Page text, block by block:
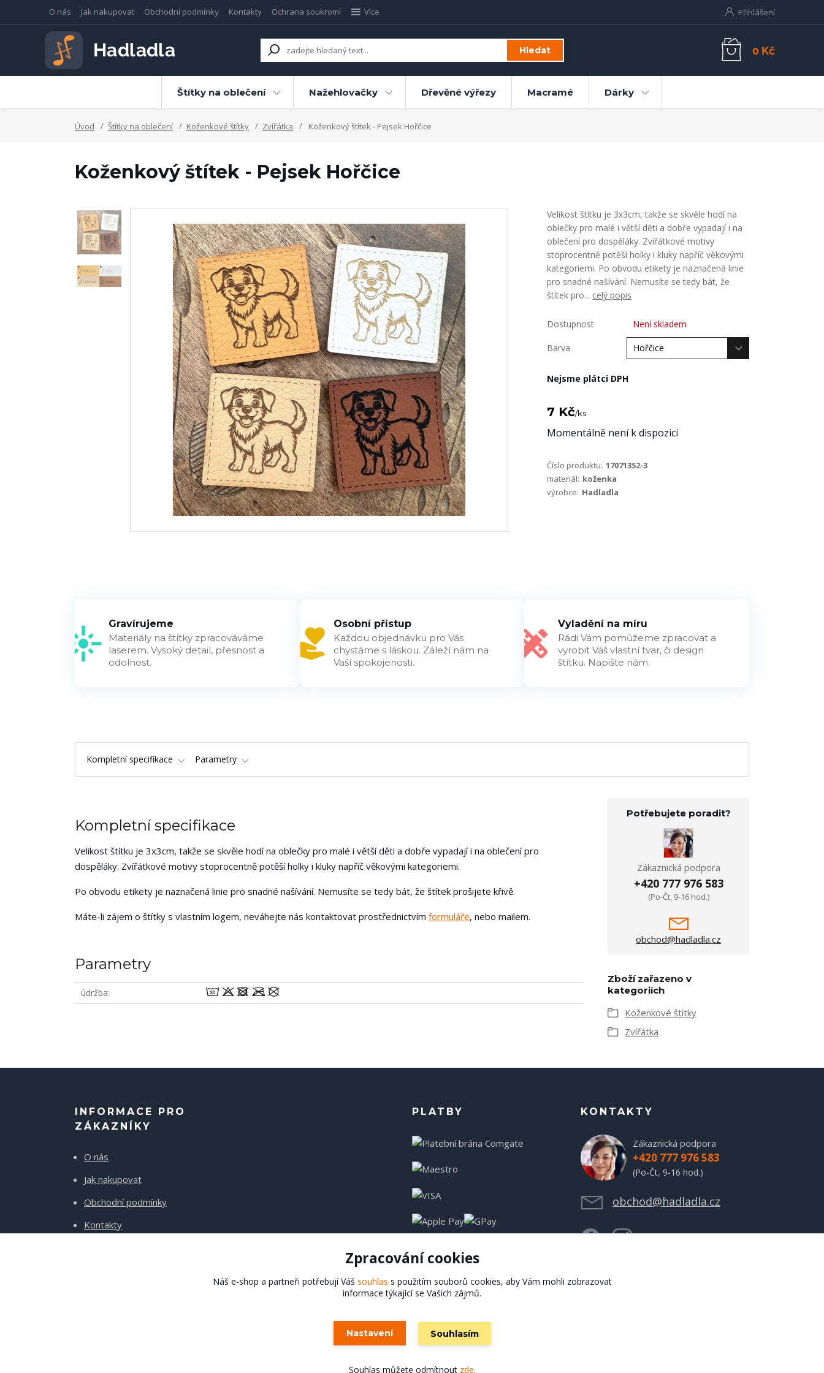
O nás Jak nakupovat Obchodní podmínky Kontakty Ochrana soukromí Více Přihlášení
Hledat 0 Kč
Štítky na oblečení Nažehlovačky Dřevěné výřezy Macramé Dárky
Úvod Štítky na oblečení Koženkové štítky Zvířátka Koženkový štítek - Pejsek Hořčice
Koženkový štítek - Pejsek Hořčice
Velikost štítku je 3x3cm, takže se skvěle hodí na
oblečky pro malé i větší děti a dobře vypadají i na
oblečení pro dospěláky. Zvířátkové motivy
stoprocentně potěší holky i kluky napříč věkovými
kategoriemi. Po obvodu etikety je naznačená linie
pro snadné našívání. Nemusíte se tedy bát, že
štítek pro... celý popis
Dostupnost Není skladem
Barva
Nejsme plátci DPH
7 Kč/ks
Momentálně není k dispozici
Číslo produktu: 17071352-3
materiál: koženka
výrobce: Hadladla
Gravírujeme
Materiály na štítky zpracováváme
laserem. Vysoký detail, přesnost a
odolnost.
Osobní přístup
Každou objednávku pro Vás
chystáme s láskou. Záleží nám na
Vaší spokojenosti.
Vyladění na míru
Rádi Vám pomůžeme zpracovat a
vyrobit Váš vlastní tvar, či design
štítku. Napište nám.
Kompletní specifikace Parametry
Kompletní specifikace
Velikost štítku je 3x3cm, takže se skvěle hodí na oblečky pro malé i větší děti a dobře vypadají i na oblečení pro
dospěláky. Zvířátkové motivy stoprocentně potěší holky i kluky napříč věkovými kategoriemi.
Po obvodu etikety je naznačená linie pro snadné našívání. Nemusíte se tedy bát, že štítek prošijete křivě.
Máte-li zájem o štítky s vlastním logem, neváhejte nás kontaktovat prostřednictvím formuláře, nebo mailem.
Parametry
údržba wodmU
Potřebujete poradit?
Zákaznická podpora
+420 777 976 583
(Po-Čt, 9-16 hod.)
obchod@hadladla.cz
Zboží zařazeno v
kategoriích
Koženkové štítky
Zvířátka
INFORMACE PRO
ZÁKAZNÍKY
O nás
Jak nakupovat
Obchodní podmínky
Kontakty
PLATBY KONTAKTY
Zákaznická podpora
+420 777 976 583
(Po-Čt, 9-16 hod.)
obchod@hadladla.cz
Hadladla.cz
Zpracování cookies
Náš e-shop a partneři potřebují Váš souhlas s použitím souborů cookies, aby Vám mohli zobrazovat
informace týkající se Vašich zájmů.
Nastavení Souhlasím
Souhlas můžete odmítnout zde.